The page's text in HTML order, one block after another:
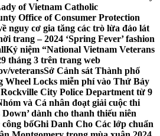
of Vietnam Catholic
Office of Consumer Protection
nguy cơ gia tăng các trò lừa đảo lát
trang – 2024 ‘Spring Fever’ fashion
Kỷ niệm “National Vietnam Veterans
tháng 3 trên trang web
veteransSở Cảnh sát Thành phố
Wheel Locks miễn phí vào Thứ Bảy
City Police Department từ 9
và Cá nhân đoạt giải cuộc thi
Down’ dành cho thanh thiếu niên
bốGhi Danh Cho Các lớp chuẩn